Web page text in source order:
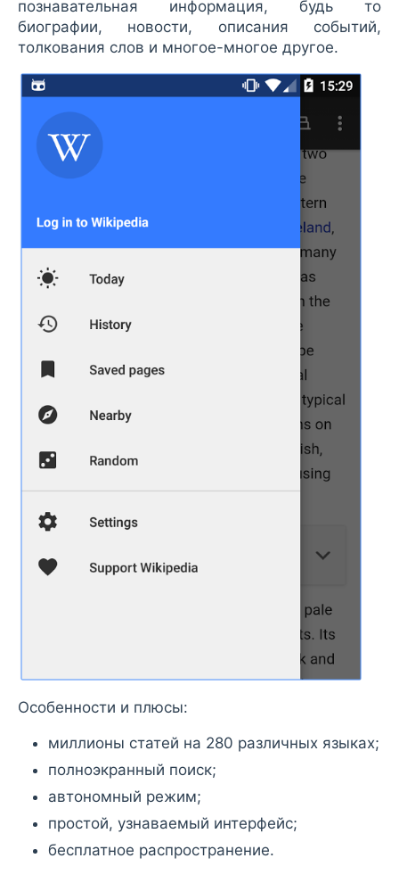
познавательная информация, будь то
биографии, новости, описания событий,
толкования слов и многое-многое другое.
Особенности и плюсы:
миллионы статей на 280 различных языках;
полноэкранный поиск;
автономный режим;
простой, узнаваемый интерфейс;
бесплатное распространение.